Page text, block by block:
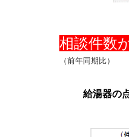
相談件数
（前年同期比）
給湯器の